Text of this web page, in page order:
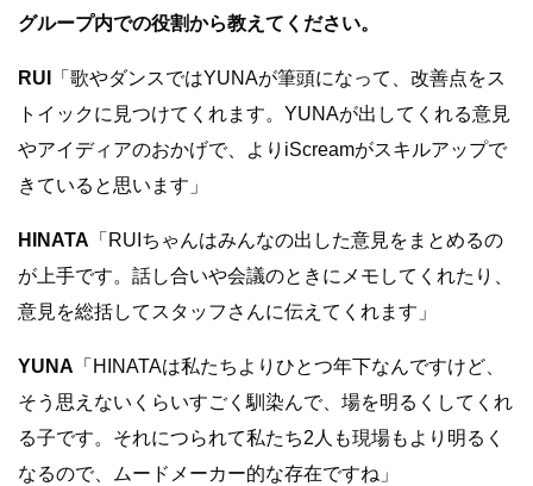
グループ内での役割から教えてください。
RUI
「歌やダンスではYUNAが筆頭になって、改善点をス
トイックに見つけてくれます。YUNAが出してくれる意見
やアイディアのおかげで、よりiScreamがスキルアップで
きていると思います」
HINATA 「RUIちゃんはみんなの出した意見をまとめるの
が上手です。話し合いや会議のときにメモしてくれたり、
意見を総括してスタッフさんに伝えてくれます」
YUNA 「HINATAは私たちよりひとつ年下なんですけど、
そう思えないくらいすごく馴染んで、場を明るくしてくれ
る子です。それにつられて私たち2人も現場もより明るく
なるので、ムードメーカー的な存在ですね」